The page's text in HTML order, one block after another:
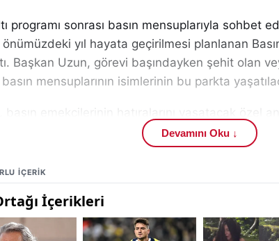
programı sonrası basın mensuplarıyla sohbet
yıl hayata geçirilmesi planlanan
Başkan Uzun, görevi başındayken şehit olan
basın mensuplarının isimlerinin bu parkta
alanlarının yer alacağı ifade edildi.
basına gönül vermiş, değerli kalemleriyle
dahi mesleğini onurla sürdürmüş pek çok
unutturmamak adına böyle bir parkı
Devamını Oku ↓
IÇERIK